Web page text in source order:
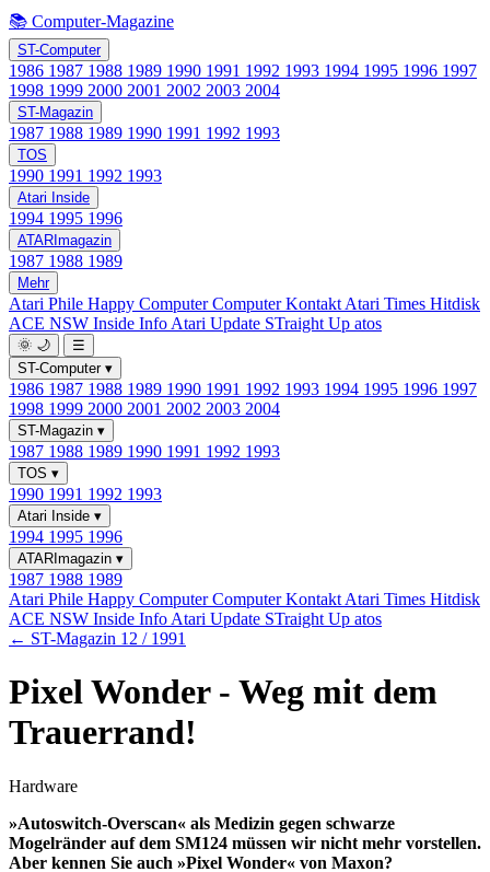
📚 Computer-Magazine
ST-Computer
1986 1987 1988 1989 1990 1991 1992 1993 1994 1995 1996 1997
1998 1999 2000 2001 2002 2003 2004
ST-Magazin
1987 1988 1989 1990 1991 1992 1993
TOS
1990 1991 1992 1993
Atari Inside
1994 1995 1996
ATARImagazin
1987 1988 1989
Mehr
Atari Phile Happy ComputerComputer Kontakt Atari Times Hitdisk
ACE NSW Inside Info Atari Update STraight Up atos
🌞 🌙
☰
ST-Computer ▾
1986 1987 1988 1989 1990 1991 1992 1993 1994 1995 1996 1997
1998 1999 2000 2001 2002 2003 2004
ST-Magazin ▾
1987 1988 1989 1990 1991 1992 1993
TOS ▾
1990 1991 1992 1993
Atari Inside ▾
1994 1995 1996
ATARImagazin ▾
1987 1988 1989
Atari Phile Happy ComputerComputer Kontakt Atari Times Hitdisk
ACE NSW Inside Info Atari Update STraight Up atos
← ST-Magazin 12 / 1991
Pixel Wonder - Weg mit dem
Trauerrand!
Hardware
»Autoswitch-Overscan« als Medizin gegen schwarze
Mogelränder auf dem SM124 müssen wir nicht mehr vorstellen.
Aber kennen Sie auch »Pixel Wonder« von Maxon?